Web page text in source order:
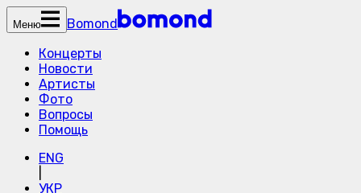
Меню
Bomond
Концерты
Новости
Артисты
Фото
Вопросы
Помощь
ENG
УКР